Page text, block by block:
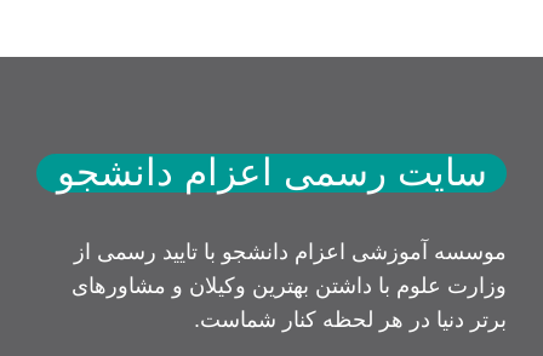
سایت رسمی اعزام دانشجو
موسسه آموزشی اعزام دانشجو با تایید رسمی از
وزارت علوم با داشتن بهترین وکیلان و مشاورهای
برتر دنیا در هر لحظه کنار شماست.